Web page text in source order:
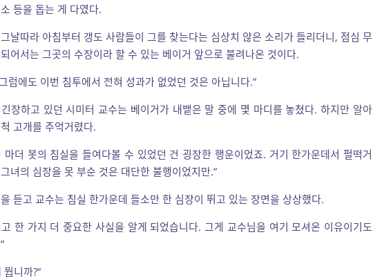
등을 돕는 게 다였다.
날따라 아침부터 갱도 사람들이 그를 찾는다는 심상치 않은 소리가 들리더니, 점심 무
어서는 그곳의 수장이라 할 수 있는 베이거 앞으로 불려나온 것이다.
럼에도 이번 침투에서 전혀 성과가 없었던 것은 아닙니다.”
장하고 있던 시미터 교수는 베이거가 내뱉은 말 중에 몇 마디를 놓쳤다. 하지만 알아
고개를 주억거렸다.
마더 봇의 침실을 들여다볼 수 있었던 건 굉장한 행운이었죠. 거기 한가운데서 펄떡거
녀의 심장을 못 부순 것은 대단한 불행이었지만.”
듣고 교수는 침실 한가운데 들소만 한 심장이 뛰고 있는 장면을 상상했다.
고 한 가지 더 중요한 사실을 알게 되었습니다. 그게 교수님을 여기 모셔온 이유이기도
뭡니까?”